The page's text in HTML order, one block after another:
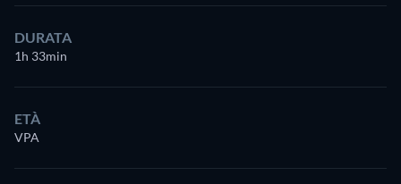
DURATA
1h 33min
ETÀ
VPA